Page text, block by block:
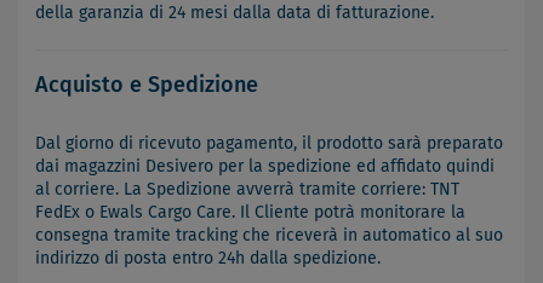
della garanzia di 24 mesi dalla data di fatturazione.
Acquisto e Spedizione
Dal giorno di ricevuto pagamento, il prodotto sarà preparato
dai magazzini Desivero per la spedizione ed affidato quindi
al corriere. La Spedizione avverrà tramite corriere: TNT
FedEx o Ewals Cargo Care. Il Cliente potrà monitorare la
consegna tramite tracking che riceverà in automatico al suo
indirizzo di posta entro 24h dalla spedizione.